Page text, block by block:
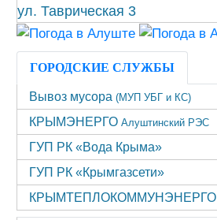
ГОРОДСКИЕ СЛУЖБЫ
Вывоз мусора (МУП УБГ и КС)
КРЫМЭНЕРГО Алуштинский РЭС
ГУП РК «Вода Крыма»
ГУП РК «Крымгазсети»
КРЫМТЕПЛОКОММУНЭНЕРГО